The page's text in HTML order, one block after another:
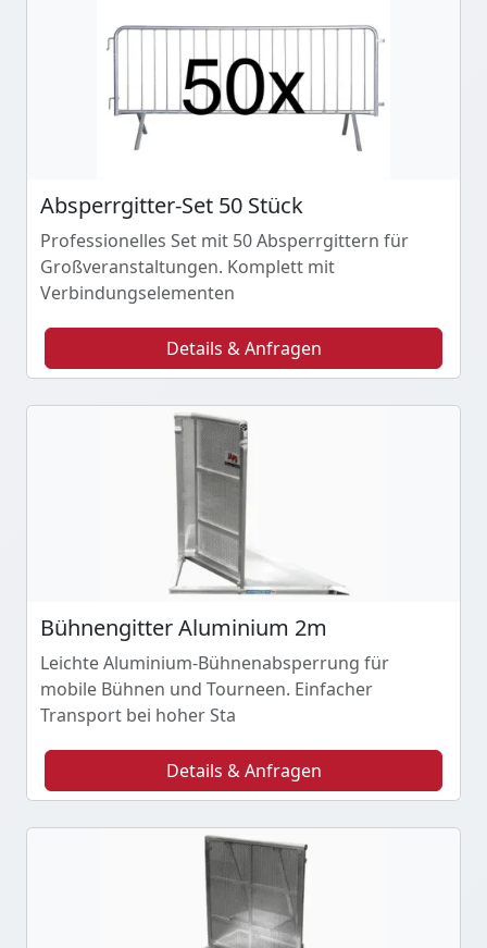
Absperrgitter-Set 50 Stück
Professionelles Set mit 50 Absperrgittern für
Großveranstaltungen. Komplett mit
Verbindungselementen
Details & Anfragen
Bühnengitter Aluminium 2m
Leichte Aluminium-Bühnenabsperrung für
mobile Bühnen und Tourneen. Einfacher
Transport bei hoher Sta
Details & Anfragen